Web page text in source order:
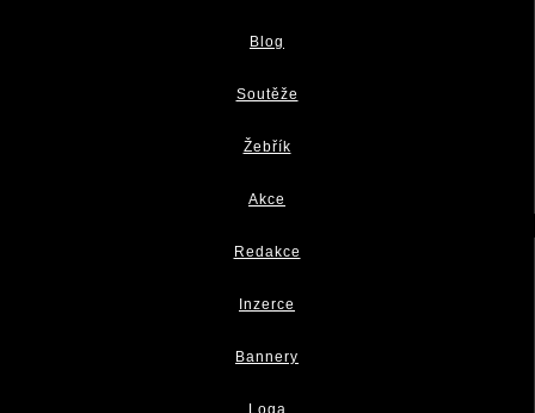
Blog
Soutěže
Žebřík
Akce
Redakce
Inzerce
Bannery
Loga